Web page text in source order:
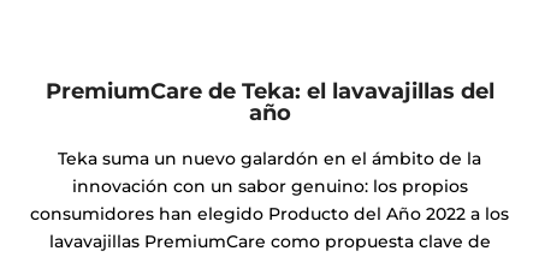
PremiumCare de Teka: el lavavajillas del
año
Teka suma un nuevo galardón en el ámbito de la
innovación con un sabor genuino: los propios
consumidores han elegido Producto del Año 2022 a los
lavavajillas PremiumCare como propuesta clave de